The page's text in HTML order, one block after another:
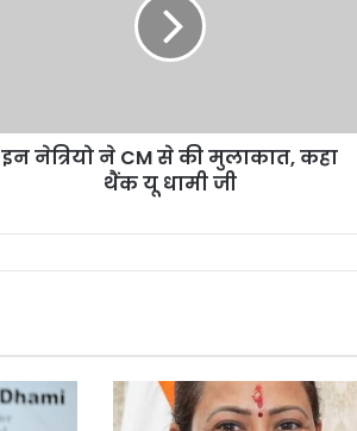
इन नेत्रियो ने CM से की मुलाकात, कहा
थैंक यू धामी जी